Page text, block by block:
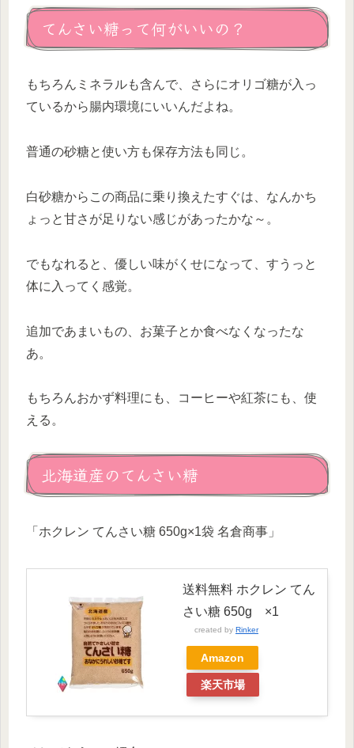
てんさい糖って何がいいの？
もちろんミネラルも含んで、さらにオリゴ糖が入っ
ているから腸内環境にいいんだよね。
普通の砂糖と使い方も保存方法も同じ。
白砂糖からこの商品に乗り換えたすぐは、なんかち
ょっと甘さが足りない感じがあったかな～。
でもなれると、優しい味がくせになって、すうっと
体に入ってく感覚。
追加であまいもの、お菓子とか食べなくなったな
あ。
もちろんおかず料理にも、コーヒーや紅茶にも、使
える。
北海道産のてんさい糖
「ホクレン てんさい糖 650g×1袋 名倉商事」
送料無料 ホクレン てん
さい糖 650g ×1
created by Rinker
Amazon
楽天市場